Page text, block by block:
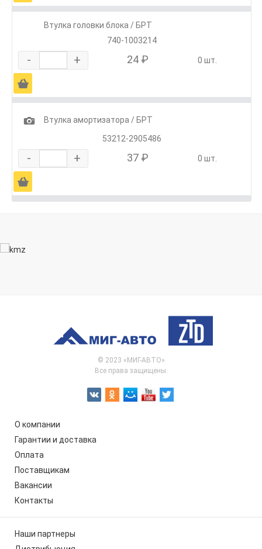
Втулка головки блока / БРТ
740-1003214
- + 24 ₽ 0 шт.
Ä
1
Втулка амортизатора / БРТ
53212-2905486
- + 37 ₽ 0 шт.
Ä
© 2023 «МИГ-АВТО»
Все права защищены.
О компании
Гарантии и доставка
Оплата
Поставщикам
Вакансии
Контакты
Наши партнеры